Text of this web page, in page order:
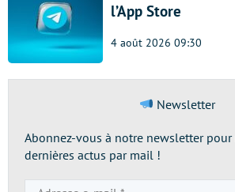
l’App Store
4 août 2026 09:30
Newsletter
Abonnez-vous à notre newsletter pour
dernières actus par mail !